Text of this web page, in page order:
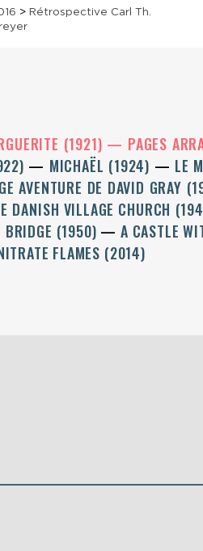
> Rétrospective Carl Th.
(1921) PAGES
MICHAËL (1924) LE
AVENTURE DE DAVID GRAY
DANISH VILLAGE CHURCH
BRIDGE (1950) A CASTLE
FLAMES (2014)